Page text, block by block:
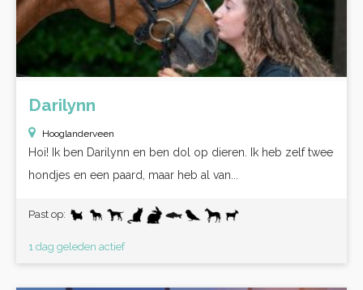
Darilynn
Hooglanderveen
Hoi! Ik ben Darilynn en ben dol op dieren. Ik heb zelf twee
hondjes en een paard, maar heb al van...
Past op:
1 dag geleden actief